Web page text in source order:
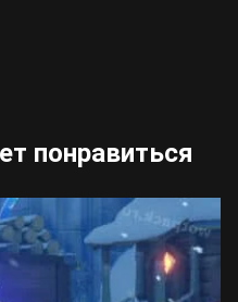
понравиться